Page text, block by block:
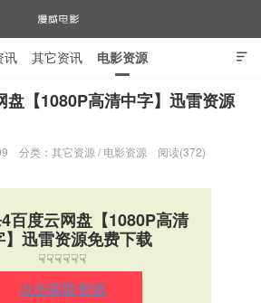
漫威电影

讯 其它资讯 电影资源
盘【1080P高清中字】迅雷资源
分类： 其它资源 / 电影资源 阅读(372)
百度云网盘【1080P高清
】迅雷资源免费下载
☟☟☟☟☟☟
点击获取资源